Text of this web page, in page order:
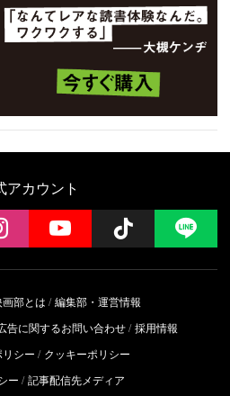
アカウント
instagramYouTube Follow
部とは
編集部・運営情報
告に関するお問い合わせ 採用情報
シー
クッキーポリシー
ー
記事配信先メディア